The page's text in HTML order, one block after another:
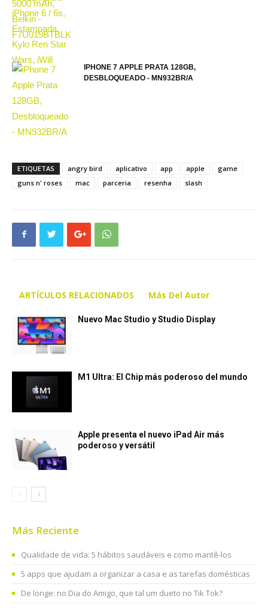
IPHONE 7 APPLE PRATA 128GB,
DESBLOQUEADO - MN932BR/A
ETIQUETAS angry bird aplicativo app apple
game
guns n' roses
mac parceria resenha slash
ARTÍCULOS RELACIONADOS Más Del Autor
Nuevo Mac Studio y Studio Display
M1 Ultra: El Chip más poderoso del mundo
Apple presenta el nuevo iPad Air más
poderoso y versátil
Más Reciente
Qualidade de vida: 5 hábitos saudáveis e como mantê-los
5 apps que ajudam a organizar a casa e as tarefas domésticas
De longe: no Dia do Amigo, que tal um dueto no Tik Tok?